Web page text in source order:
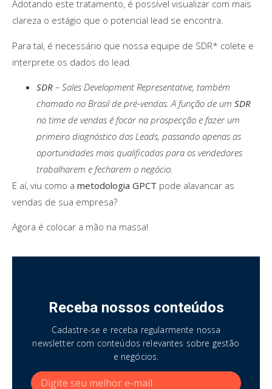
Adotando este tratamento, é possível visualizar com mais
clareza o estágio que o potencial lead se encontra.
Para tal, é necessário que nossa equipe de SDR* colete e
interprete os dados do lead.
SDR – Sales Development Representative, também
chamado no Brasil de pré-vendas. A função de um SDR
no time de vendas é focar na prospecção e fazer um
primeiro diagnóstico dos Leads, passando apenas as
oportunidades mais qualificadas para os vendedores
trabalharem e fecharem o negócio.
E aí, viu como a metodologia GPCT pode alavancar as
vendas de sua empresa?
Agora é colocar a mão na massa!
Receba nossos conteúdos
Cadastre-se e receba regularmente nossa
newsletter com conteúdos relevantes sobre gestão
e negócios.